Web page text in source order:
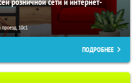
10с1
ПОДРОБНЕЕ